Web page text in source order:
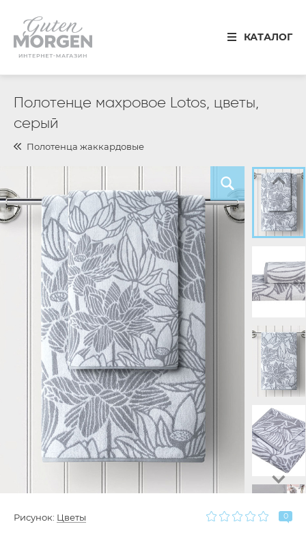
КАТАЛОГ
Иваново
8 800 100 34 50
Звонок по России бесплатный
Спальня
Кухня
Столовая
Ванная
Готовые решения
Распродажа
Полотенце махровое Lotos, цветы,
серый
Полотенца жаккардовые
Рисунок: Цветы 0